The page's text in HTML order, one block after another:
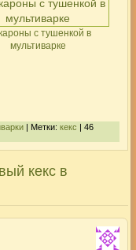
с тушенкой в
мультиварке
| Метки: кекс | 46
кекс в